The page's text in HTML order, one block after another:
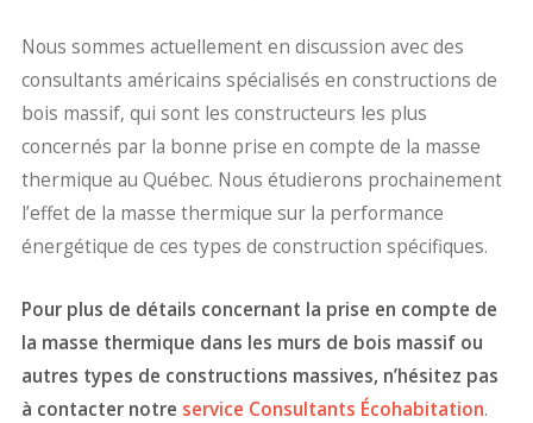
Nous sommes actuellement en discussion avec des
consultants américains spécialisés en constructions de
bois massif, qui sont les constructeurs les plus
concernés par la bonne prise en compte de la masse
thermique au Québec. Nous étudierons prochainement
l’effet de la masse thermique sur la performance
énergétique de ces types de construction spécifiques.
Pour plus de détails concernant la prise en compte de
la masse thermique dans les murs de bois massif ou
autres types de constructions massives, n’hésitez pas
à contacter notre service Consultants Écohabitation.